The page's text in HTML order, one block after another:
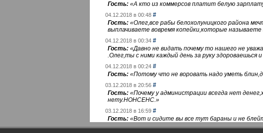
Гость: «А кто из коммерсов платит белую
04.12.2018 в 00:48 #
Гость: «Олег,все рабы белохолуницкого района
выплачиваете вовремя копейки,которые
04.12.2018 в 00:34 #
Гость: «Давно не видать почему то нашего не
.Олег,ты с ними каждый день за руку здороваешься
04.12.2018 в 00:24 #
Гость: «Потому что не воровать надо уметь
03.12.2018 в 20:56 #
Гость: «Почему у администрации всегда нет
нету.НОНСЕНС.»
03.12.2018 в 16:59 #
Гость: «Вот и сидите вы все тут бараны и не